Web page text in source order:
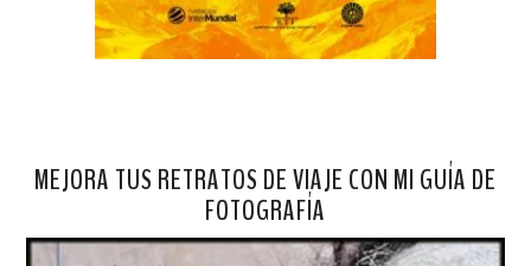
MEJORA TUS RETRATOS DE VIAJE CON MI GUÍA DE
FOTOGRAFÍA